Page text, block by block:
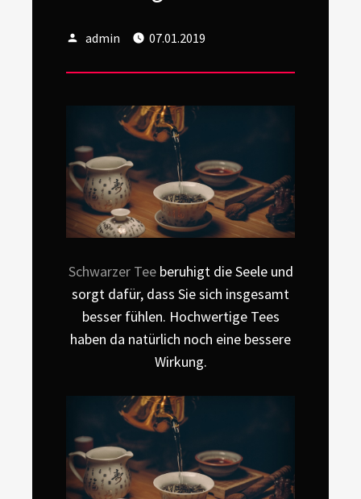
Author
admin
Posted
07.01.2019
Schwarzer Teeberuhigt die Seele und
sorgt dafür, dass Sie sich insgesamt
besser fühlen. Hochwertige Tees
haben da natürlich noch eine bessere
Wirkung.